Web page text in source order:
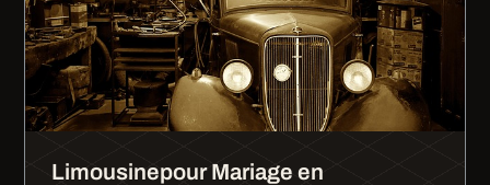
Limousinepour Mariage en